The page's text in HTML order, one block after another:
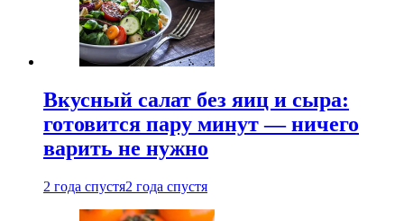
Вкусный салат без яиц и сыра:
готовится пару минут — ничего
варить не нужно
2 года спустя2 года спустя